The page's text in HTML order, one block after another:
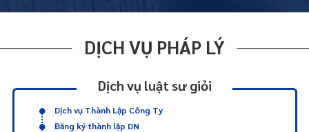
DỊCH VỤ PHÁP LÝ
Dịch vụ luật sư giỏi
Dịch vụ Thành Lập Công Ty
Đăng ký thành lập DN